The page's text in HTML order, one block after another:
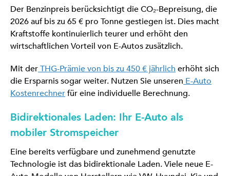
Der Benzinpreis berücksichtigt die CO₂-Bepreisung, die
2026 auf bis zu 65 € pro Tonne gestiegen ist. Dies macht
Kraftstoffe kontinuierlich teurer und erhöht den
wirtschaftlichen Vorteil von E-Autos zusätzlich.
Mit derTHG-Prämie von bis zu 450 € jährlich erhöht sich
die Ersparnis sogar weiter. Nutzen Sie unseren E-Auto
Kostenrechnerfür eine individuelle Berechnung.
Bidirektionales Laden: Ihr E-Auto als
mobiler Stromspeicher
Eine bereits verfügbare und zunehmend genutzte
Technologie ist das bidirektionale Laden. Viele neue E-